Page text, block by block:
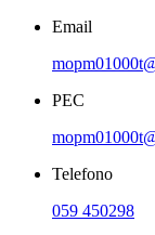
Email
PEC
Telefono
059 450298